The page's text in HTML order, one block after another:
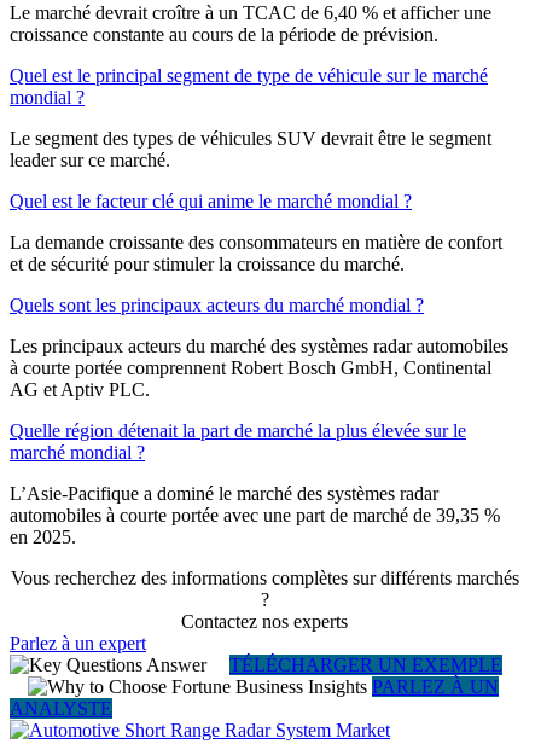
Le marché devrait croître à un TCAC de 6,40 % et afficher une
croissance constante au cours de la période de prévision.
Quel est le principal segment de type de véhicule sur le marché
mondial ?
Le segment des types de véhicules SUV devrait être le segment
leader sur ce marché.
Quel est le facteur clé qui anime le marché mondial ?
La demande croissante des consommateurs en matière de confort
et de sécurité pour stimuler la croissance du marché.
Quels sont les principaux acteurs du marché mondial ?
Les principaux acteurs du marché des systèmes radar automobiles
à courte portée comprennent Robert Bosch GmbH, Continental
AG et Aptiv PLC.
Quelle région détenait la part de marché la plus élevée sur le
marché mondial ?
L’Asie-Pacifique a dominé le marché des systèmes radar
automobiles à courte portée avec une part de marché de 39,35 %
en 2025.
Vous recherchez des informations complètes sur différents marchés
?
Contactez nos experts
Parlez à un expert
TÉLÉCHARGER UN EXEMPLE
PARLEZ À UN
ANALYSTE